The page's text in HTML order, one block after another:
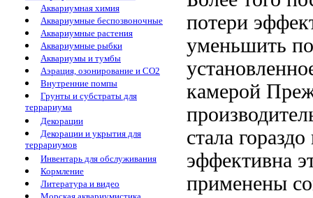
Аквариумная химия
Аквариумные беспозвоночные
Аквариумные растения
Аквариумные рыбки
Аквариумы и тумбы
Аэрация, озонирование и CO2
Внутренние помпы
Грунты и субстраты для
террариума
Декорации
Декорации и укрытия для
террариумов
Инвентарь для обслуживания
Кормление
Литература и видео
потери
уменьшить
камерой
стала гораздо
эффективна
применены